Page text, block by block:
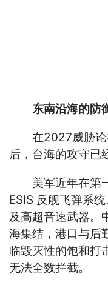
东南沿海的防
在2027威胁论
后，台海的攻守已
美军近年在第一
ESIS 反舰飞弹系
及高超音速武器。
海集结，港口与后
临毁灭性的饱和打
无法全数拦截。